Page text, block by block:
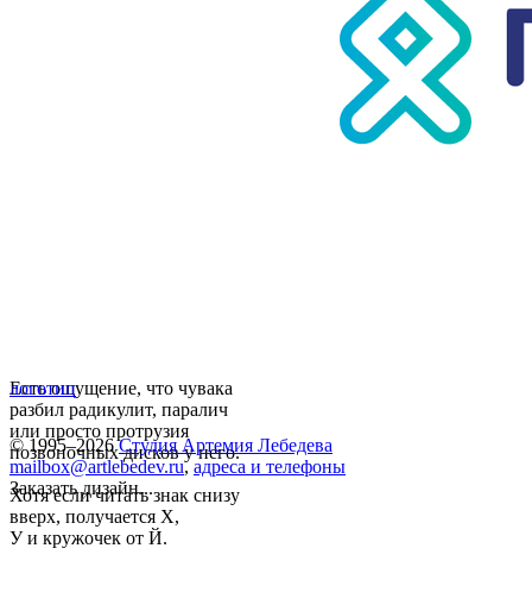
Есть ощущение, что чувака
разбил радикулит, паралич
или просто протрузия
позвоночных дисков у него.
Хотя если читать знак снизу
вверх, получается X,
У и кружочек от Й.
логотип
© 1995–2026 Студия Артемия Лебедева
mailbox@artlebedev.ru, адреса и телефоны
Заказать дизайн...